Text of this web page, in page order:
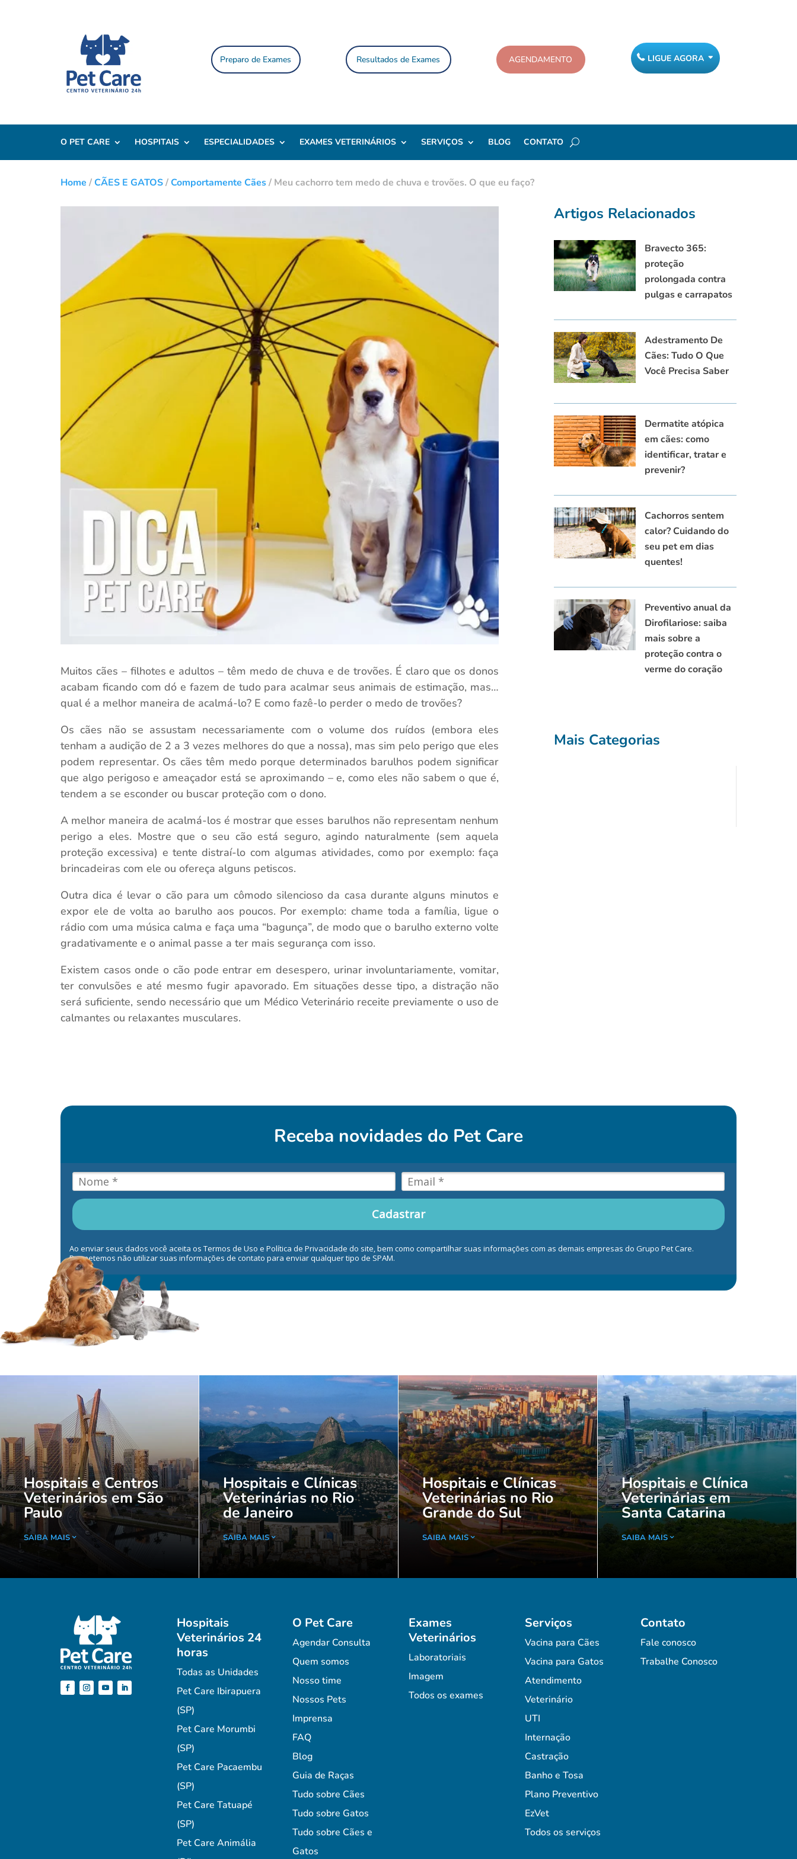
Preparo de Exames Resultados de Exames AGENDAMENTO LIGUE AGORA
O PET CARE HOSPITAIS ESPECIALIDADES EXAMES VETERINÁRIOS SERVIÇOS BLOG CONTATO
Home /CÃES E GATOS/Comportamente Cães/ Meu cachorro tem medo de chuva e trovões. O que eu faço?
Muitos cães – filhotes e adultos – têm medo de chuva e de trovões. É claro que os donos
acabam ficando com dó e fazem de tudo para acalmar seus animais de estimação, mas…
qual é a melhor maneira de acalmá-lo? E como fazê-lo perder o medo de trovões?
Os cães não se assustam necessariamente com o volume dos ruídos (embora eles
tenham a audição de 2 a 3 vezes melhores do que a nossa), mas sim pelo perigo que eles
podem representar. Os cães têm medo porque determinados barulhos podem significar
que algo perigoso e ameaçador está se aproximando – e, como eles não sabem o que é,
tendem a se esconder ou buscar proteção com o dono.
A melhor maneira de acalmá-los é mostrar que esses barulhos não representam nenhum
perigo a eles. Mostre que o seu cão está seguro, agindo naturalmente (sem aquela
proteção excessiva) e tente distraí-lo com algumas atividades, como por exemplo: faça
brincadeiras com ele ou ofereça alguns petiscos.
Outra dica é levar o cão para um cômodo silencioso da casa durante alguns minutos e
expor ele de volta ao barulho aos poucos. Por exemplo: chame toda a família, ligue o
rádio com uma música calma e faça uma “bagunça”, de modo que o barulho externo volte
gradativamente e o animal passe a ter mais segurança com isso.
Existem casos onde o cão pode entrar em desespero, urinar involuntariamente, vomitar,
ter convulsões e até mesmo fugir apavorado. Em situações desse tipo, a distração não
será suficiente, sendo necessário que um Médico Veterinário receite previamente o uso de
calmantes ou relaxantes musculares.
Artigos Relacionados
Bravecto 365:
proteção
prolongada contra
pulgas e carrapatos
Adestramento De
Cães: Tudo O Que
Você Precisa Saber
Dermatite atópica
em cães: como
identificar, tratar e
prevenir?
Cachorros sentem
calor? Cuidando do
seu pet em dias
quentes!
Preventivo anual da
Dirofilariose: saiba
mais sobre a
proteção contra o
verme do coração
Mais Categorias
Receba novidades do Pet Care
Cadastrar
Ao enviar seus dados você aceita os Termos de Uso e Política de Privacidade do site, bem como compartilhar suas informações com as demais empresas do Grupo Pet Care.
Prometemos não utilizar suas informações de contato para enviar qualquer tipo de SPAM.
Hospitais e Centros
Veterinários em São
Paulo
SAIBA MAIS
Hospitais e Clínicas
Veterinárias no Rio
de Janeiro
SAIBA MAIS
Hospitais e Clínicas
Veterinárias no Rio
Grande do Sul
SAIBA MAIS
Hospitais e Clínica
Veterinárias em
Santa Catarina
SAIBA MAIS
Hospitais
Veterinários 24
horas
Todas as Unidades
Pet Care Ibirapuera
(SP)
Pet Care Morumbi
(SP)
Pet Care Pacaembu
(SP)
Pet Care Tatuapé
(SP)
Pet Care Animália
O Pet Care
Agendar Consulta
Quem somos
Nosso time
Nossos Pets
Imprensa
FAQ
Blog
Guia de Raças
Tudo sobre Cães
Tudo sobre Gatos
Tudo sobre Cães e
Gatos
Exames
Veterinários
Laboratoriais
Imagem
Todos os exames
Serviços
Vacina para Cães
Vacina para Gatos
Atendimento
Veterinário
UTI
Internação
Castração
Banho e Tosa
Plano Preventivo
EzVet
Todos os serviços
Contato
Fale conosco
Trabalhe Conosco